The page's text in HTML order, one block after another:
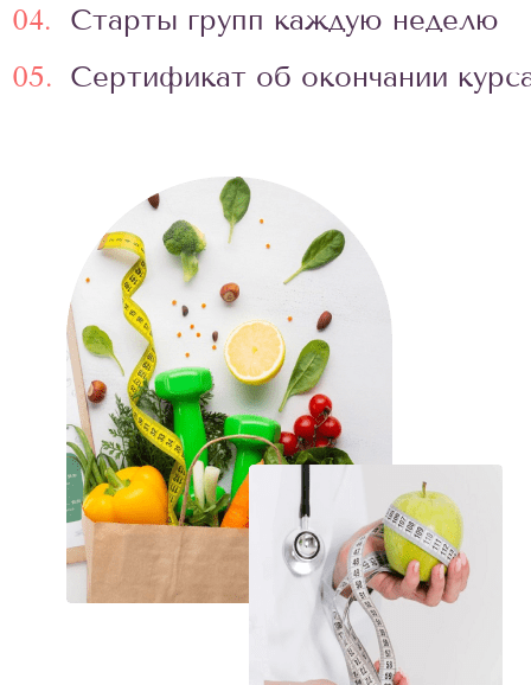
04.
Старты групп каждую неделю
05. Сертификат об окончании